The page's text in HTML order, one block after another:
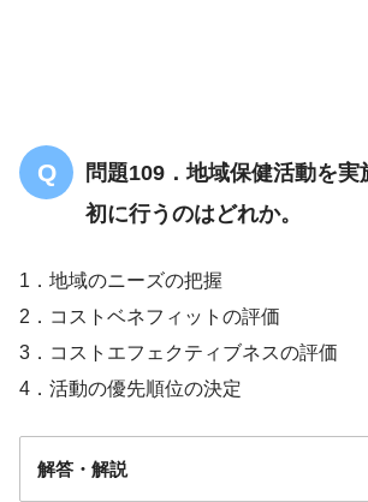
問題109．地域保健活動を
初に行うのはどれか。
1．地域のニーズの把握
2．コストベネフィットの評価
3．コストエフェクティブネスの評価
4．活動の優先順位の決定
解答・解説